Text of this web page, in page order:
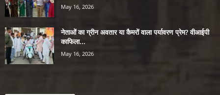
May 16, 2026
नेताओं का ग्रीन अवतार या कैमरों वाला पर्यावरण प्रेम? वीआईपी
काफिला...
May 16, 2026